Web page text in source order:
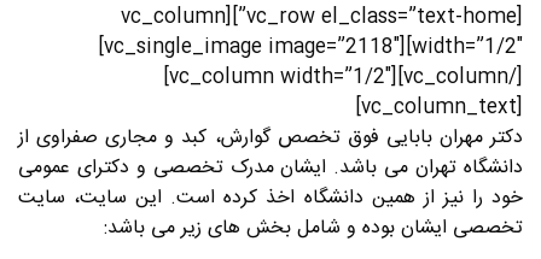
[vc_row el_class=”text-home”][vc_column
width=”1/2″][vc_single_image image=”2118″]
[/vc_column][vc_column width=”1/2″]
[vc_column_text]
دکتر مهران بابایی فوق تخصص گوارش، کبد و مجاری صفراوی از
دانشگاه تهران می باشد. ایشان مدرک تخصصی و دکترای عمومی
خود را نیز از همین دانشگاه اخذ کرده است. این سایت، سایت
تخصصی ایشان بوده و شامل بخش های زیر می باشد: